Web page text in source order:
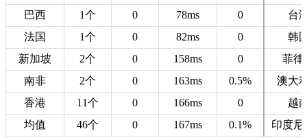
巴西
1个 0 78ms 0
台
法国
1个 0 82ms 0
韩
新加坡
2个 0 158ms 0
菲律
南非
2个 0 163ms 0.5%
澳大
香港
11个 0 166ms 0
越
均值
46个 0 167ms 0.1% 印度尼